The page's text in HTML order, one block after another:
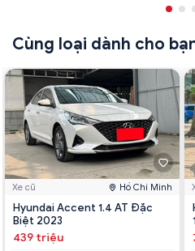
Cùng loại dành cho
Xe cũ Hồ Chí Minh
Hyundai Accent 1.4 AT Đặc
Biệt 2023
439 triệu